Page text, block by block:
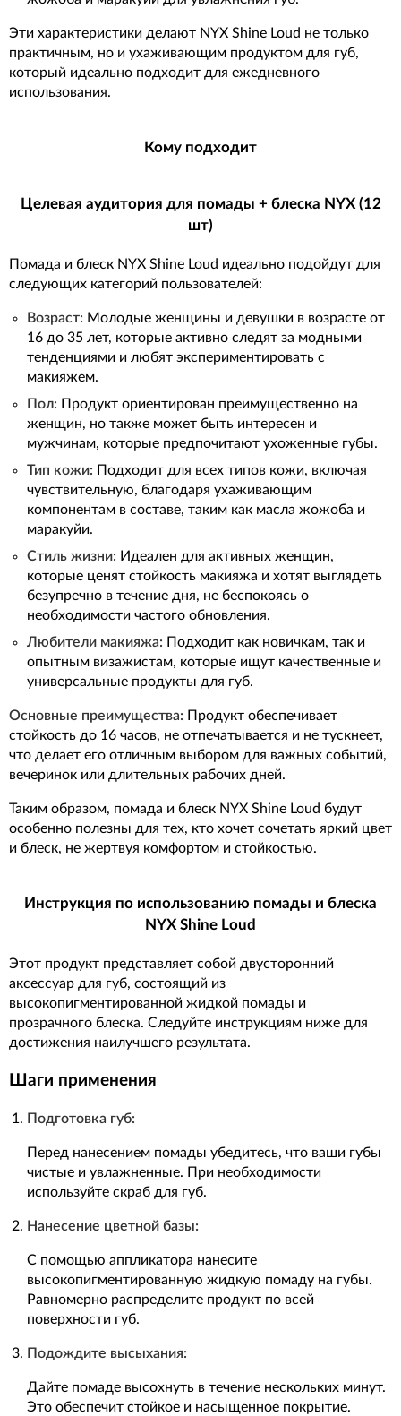
Эти характеристики делают NYX Shine Loud не только
практичным, но и ухаживающим продуктом для губ,
который идеально подходит для ежедневного
использования.
Кому подходит
Целевая аудитория для помады + блеска NYX (12
шт)
Помада и блеск NYX Shine Loud идеально подойдут для
следующих категорий пользователей:
Возраст: Молодые женщины и девушки в возрасте от
16 до 35 лет, которые активно следят за модными
тенденциями и любят экспериментировать с
макияжем.
Пол: Продукт ориентирован преимущественно на
женщин, но также может быть интересен и
мужчинам, которые предпочитают ухоженные губы.
Тип кожи: Подходит для всех типов кожи, включая
чувствительную, благодаря ухаживающим
компонентам в составе, таким как масла жожоба и
маракуйи.
Стиль жизни: Идеален для активных женщин,
которые ценят стойкость макияжа и хотят выглядеть
безупречно в течение дня, не беспокоясь о
необходимости частого обновления.
Любители макияжа: Подходит как новичкам, так и
опытным визажистам, которые ищут качественные и
универсальные продукты для губ.
Основные преимущества: Продукт обеспечивает
стойкость до 16 часов, не отпечатывается и не тускнеет,
что делает его отличным выбором для важных событий,
вечеринок или длительных рабочих дней.
Таким образом, помада и блеск NYX Shine Loud будут
особенно полезны для тех, кто хочет сочетать яркий цвет
и блеск, не жертвуя комфортом и стойкостью.
Инструкция по использованию помады и блеска
NYX Shine Loud
Этот продукт представляет собой двусторонний
аксессуар для губ, состоящий из
высокопигментированной жидкой помады и
прозрачного блеска. Следуйте инструкциям ниже для
достижения наилучшего результата.
Шаги применения
Подготовка губ:
Перед нанесением помады убедитесь, что ваши губы
чистые и увлажненные. При необходимости
используйте скраб для губ.
Нанесение цветной базы:
С помощью аппликатора нанесите
высокопигментированную жидкую помаду на губы.
Равномерно распределите продукт по всей
поверхности губ.
Подождите высыхания:
Дайте помаде высохнуть в течение нескольких минут.
Это обеспечит стойкое и насыщенное покрытие.